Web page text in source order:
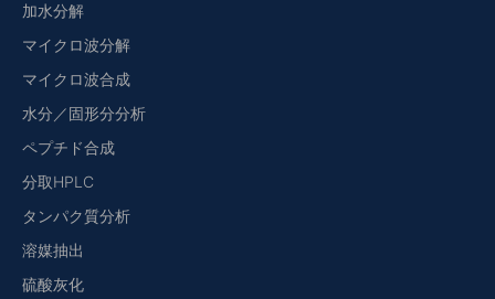
加水分解
マイクロ波分解
マイクロ波合成
水分／固形分分析
ペプチド合成
分取HPLC
タンパク質分析
溶媒抽出
硫酸灰化